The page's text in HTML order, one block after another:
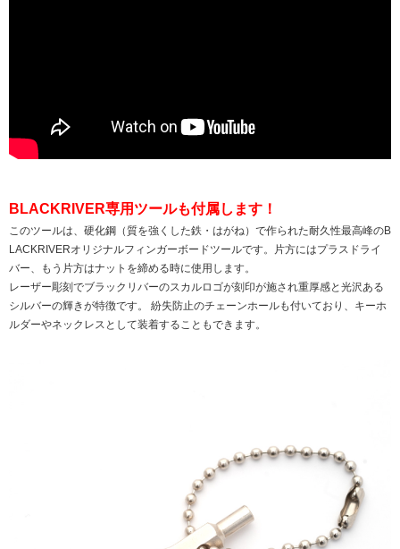
BLACKRIVER専用ツールも付属します！
このツールは、硬化鋼（質を強くした鉄・はがね）で作られた耐久性最高峰のB
LACKRIVERオリジナルフィンガーボードツールです。片方にはプラスドライ
バー、もう片方はナットを締める時に使用します。
レーザー彫刻でブラックリバーのスカルロゴが刻印が施され重厚感と光沢ある
シルバーの輝きが特徴です。 紛失防止のチェーンホールも付いており、キーホ
ルダーやネックレスとして装着することもできます。